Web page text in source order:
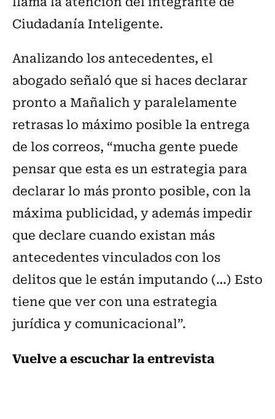
Ciudadanía Inteligente.
Analizando los antecedentes, el
abogado señaló que si haces declarar
pronto a Mañalich y paralelamente
retrasas lo máximo posible la entrega
de los correos, “mucha gente puede
pensar que esta es un estrategia para
declarar lo más pronto posible, con la
máxima publicidad, y además impedir
que declare cuando existan más
antecedentes vinculados con los
delitos que le están imputando (…) Esto
tiene que ver con una estrategia
jurídica y comunicacional”.
Vuelve a escuchar la entrevista